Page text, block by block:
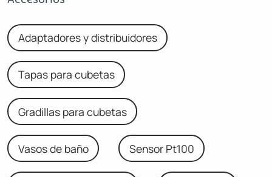
Adaptadores y distribuidores
Tapas para cubetas
Gradillas para cubetas
Vasos de baño Sensor Pt100